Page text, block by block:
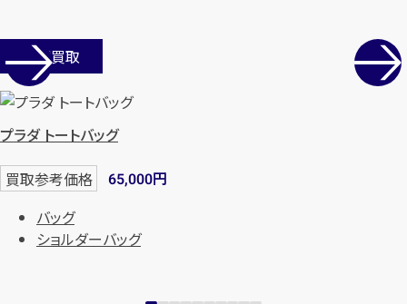
店舗買取
プラダ トートバッグ
買取参考価格 65,000円
バッグ
ショルダーバッグ